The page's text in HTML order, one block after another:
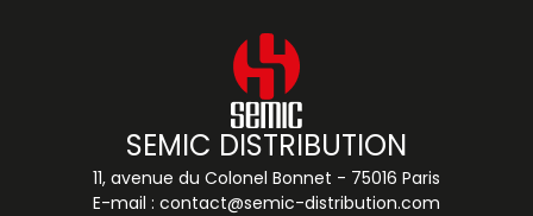
SEMIC DISTRIBUTION
11, avenue du Colonel Bonnet - 75016 Paris
E-mail : contact@semic-distribution.com